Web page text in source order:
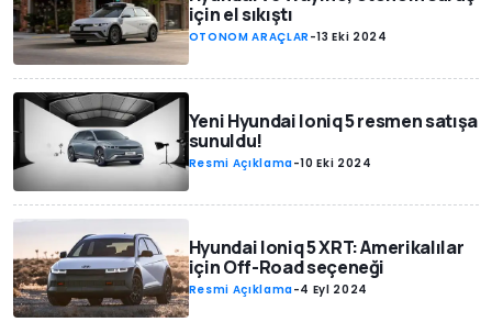
için el sıkıştı
OTONOM ARAÇLAR -13 Eki 2024
Yeni Hyundai Ioniq 5 resmen satışa
sunuldu!
Resmi Açıklama-10 Eki 2024
Hyundai Ioniq 5 XRT: Amerikalılar
için Off-Road seçeneği
Resmi Açıklama-4 Eyl 2024